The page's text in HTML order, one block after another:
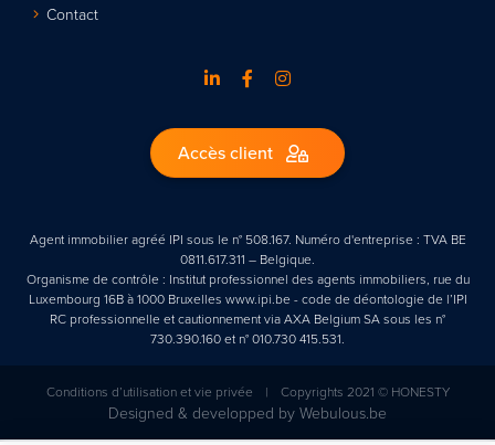
Contact
Accès client
Agent immobilier agréé IPI sous le n° 508.167. Numéro d'entreprise : TVA BE
0811.617.311 – Belgique.
Organisme de contrôle : Institut professionnel des agents immobiliers, rue du
Luxembourg 16B à 1000 Bruxelles www.ipi.be - code de déontologie de l’IPI
RC professionnelle et cautionnement via AXA Belgium SA sous les n°
730.390.160 et n° 010.730 415.531.
Conditions d’utilisation et vie privée | Copyrights 2021 © HONESTY
Designed & developped byWebulous.be